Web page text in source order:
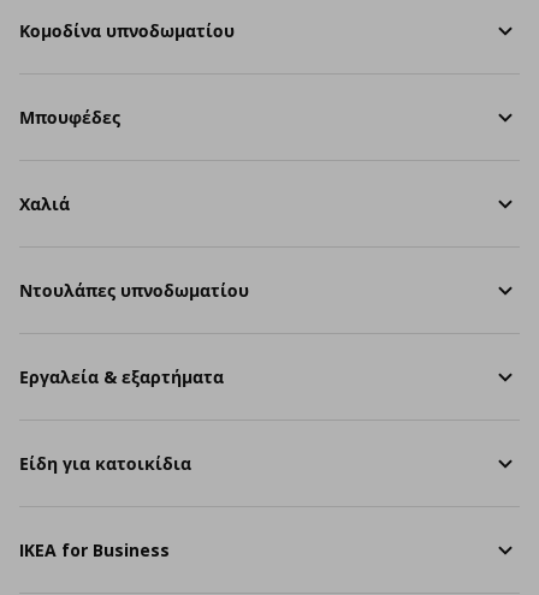
Κομοδίνα υπνοδωματίου
Μπουφέδες
Χαλιά
Ντουλάπες υπνοδωματίου
Εργαλεία & εξαρτήματα
Είδη για κατοικίδια
IKEA for Business